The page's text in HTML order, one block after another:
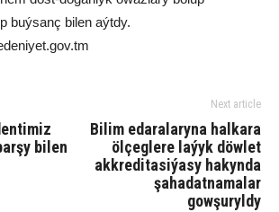
buýsanç bilen aýtdy.
bilen
Next article
Bilim edaralaryna halkara
ölçeglere laýyk döwlet
akkreditasiýasy hakynda
şahadatnamalar
gowşuryldy